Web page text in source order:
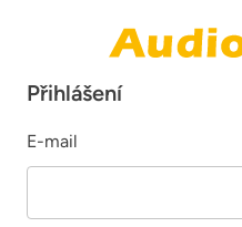
Přihlášení
E-mail